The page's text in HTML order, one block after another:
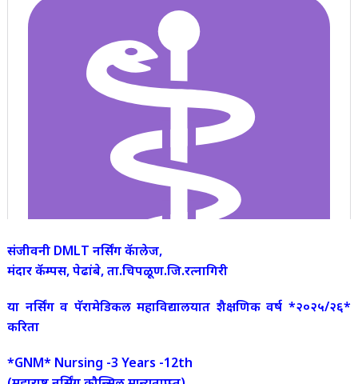
संजीवनी DMLT नर्सिंग कॅालेज,
मंदार कॅम्पस, पेढांबे, ता.चिपळूण.जि.रत्नागिरी
या नर्सिंग व पॅरामेडिकल महाविद्यालयात शैक्षणिक वर्ष *२०२५/२६*
करिता
*GNM* Nursing -3 Years -12th